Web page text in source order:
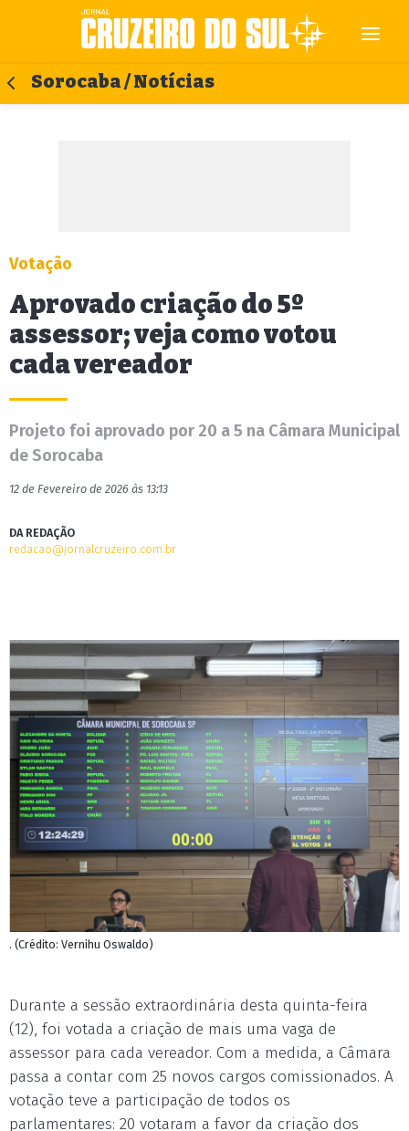
Sorocaba / Notícias
Votação
Aprovado criação do 5º
assessor; veja como votou
cada vereador
Projeto foi aprovado por 20 a 5 na Câmara Municipal
de Sorocaba
12 de Fevereiro de 2026 às 13:13
DA REDAÇÃO
redacao@jornalcruzeiro.com.br
. (Crédito: Vernihu Oswaldo)
Durante a sessão extraordinária desta quinta-feira
(12), foi votada a criação de mais uma vaga de
assessor para cada vereador. Com a medida, a Câmara
passa a contar com 25 novos cargos comissionados. A
votação teve a participação de todos os
parlamentares: 20 votaram a favor da criação dos